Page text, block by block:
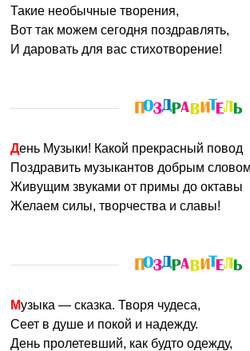
Такие необычные творения,
Вот так можем сегодня поздравлять,
И даровать для вас стихотворение!
День Музыки! Какой прекрасный повод
Поздравить музыкантов добрым
Живущим звуками от примы до октавы
Желаем силы, творчества и славы!
Музыка — сказка. Творя чудеса,
Сеет в душе и покой и надежду.
День пролетевший, как будто одежду,